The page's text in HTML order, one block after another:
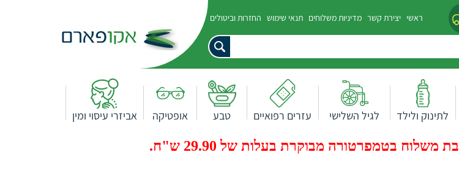
ראשי יצירת קשר מדיניות משלוחים תנאי שימוש החזרות וביטולים
לתינוק ולילד לגיל השלישי עזרים רפואיים טבע אופטיקה אביזרי עיסוי ומין
בטמפרטורה מבוקרת בעלות של 29.90 ש"ח.